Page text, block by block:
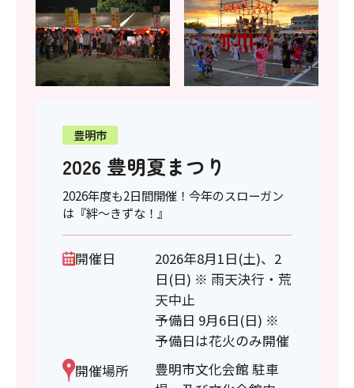
豊明市
2026 豊明夏まつり
2026年度も2日間開催！今年のスローガン
は『絆～きずな！』
開催日
2026年8月1日(土)、2
日(日) ※ 雨天決行・荒
天中止
予備日 9月6日(日) ※
予備日は花火のみ開催
開催場所
豊明市文化会館 駐車